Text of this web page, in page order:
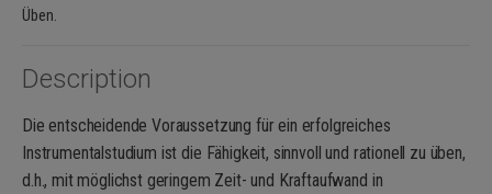
Üben.
Description
Die entscheidende Voraussetzung für ein erfolgreiches
Instrumentalstudium ist die Fähigkeit, sinnvoll und rationell zu üben,
d.h., mit möglichst geringem Zeit- und Kraftaufwand in